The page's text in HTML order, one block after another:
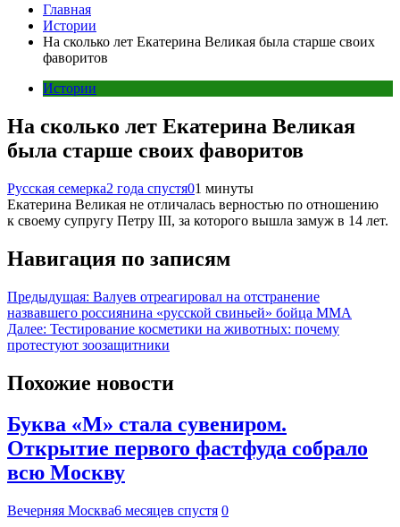
Главная
Истории
На сколько лет Екатерина Великая была старше своих
фаворитов
Истории
На сколько лет Екатерина Великая
была старше своих фаворитов
Русская семерка2 года спустя01 минуты
Екатерина Великая не отличалась верностью по отношению
к своему супругу Петру III, за которого вышла замуж в 14 лет.
Навигация по записям
Предыдущая: Валуев отреагировал на отстранение
назвавшего россиянина «русской свиньей» бойца MMA
Далее: Тестирование косметики на животных: почему
протестуют зоозащитники
Похожие новости
Буква «М» стала сувениром.
Открытие первого фастфуда собрало
всю Москву
Вечерняя Москва6 месяцев спустя 0